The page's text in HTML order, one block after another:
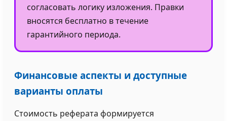
согласовать логику изложения. Правки
вносятся бесплатно в течение
гарантийного периода.
Финансовые аспекты и доступные
варианты оплаты
Стоимость реферата формируется